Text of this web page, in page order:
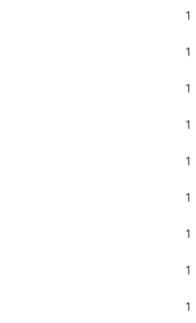
1
1
1
1
1
1
1
1
1